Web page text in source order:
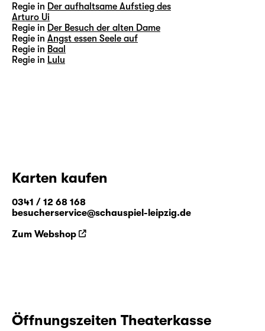
Regie in Der aufhaltsame Aufstieg des
Arturo Ui
Regie in Der Besuch der alten Dame
Regie in Angst essen Seele auf
Regie in Baal
Regie in Lulu
Karten kaufen
0341 / 12 68 168
besucherservice@schauspiel-leipzig.de
Zum Webshop
Öffnungszeiten Theaterkasse